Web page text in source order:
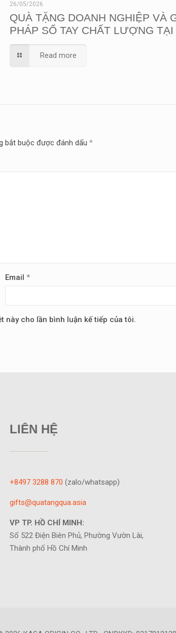
26/05/2026
QUÀ TẶNG DOANH NGHIỆP VÀ
PHÁP SỔ TAY CHẤT LƯỢNG TẠI
Read more
bắt buộc được đánh dấu *
Email*
này cho lần bình luận kế tiếp của tôi.
LIÊN HỆ
+8497 3288 870 (zalo/whatsapp)
gifts@quatangqua.asia
VP TP. HỒ CHÍ MINH:
Số 522 Điện Biên Phủ, Phường Vườn Lài,
Thành phố Hồ Chí Minh